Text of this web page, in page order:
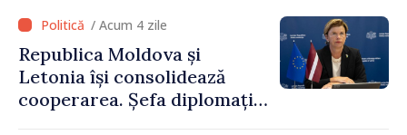
premier. Ce crede Igor
Grosu despre noul șef al
Guvernului
/ Acum 4 zile
Republica Moldova și
Letonia își consolidează
cooperarea. Șefa diplomației